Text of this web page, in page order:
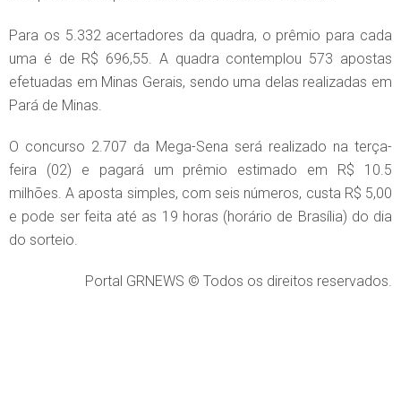
Para os 5.332 acertadores da quadra, o prêmio para cada
uma é de R$ 696,55. A quadra contemplou 573 apostas
efetuadas em Minas Gerais, sendo uma delas realizadas em
Pará de Minas.
O concurso 2.707 da Mega-Sena será realizado na terça-
feira (02) e pagará um prêmio estimado em R$ 10.5
milhões. A aposta simples, com seis números, custa R$ 5,00
e pode ser feita até as 19 horas (horário de Brasília) do dia
do sorteio.
Portal GRNEWS © Todos os direitos reservados.